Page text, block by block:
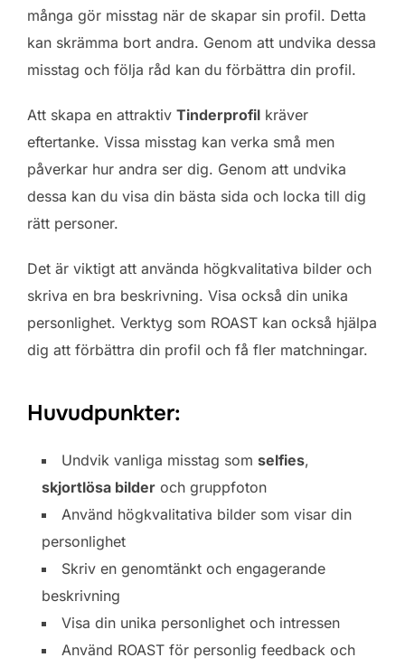
många gör misstag när de skapar sin profil. Detta
kan skrämma bort andra. Genom att undvika dessa
misstag och följa råd kan du förbättra din profil.
Att skapa en attraktiv Tinderprofil kräver
eftertanke. Vissa misstag kan verka små men
påverkar hur andra ser dig. Genom att undvika
dessa kan du visa din bästa sida och locka till dig
rätt personer.
Det är viktigt att använda högkvalitativa bilder och
skriva en bra beskrivning. Visa också din unika
personlighet. Verktyg som ROAST kan också hjälpa
dig att förbättra din profil och få fler matchningar.
Huvudpunkter:
Undvik vanliga misstag som selfies,
skjortlösa bilder och gruppfoton
Använd högkvalitativa bilder som visar din
personlighet
Skriv en genomtänkt och engagerande
beskrivning
Visa din unika personlighet och intressen
Använd ROAST för personlig feedback och